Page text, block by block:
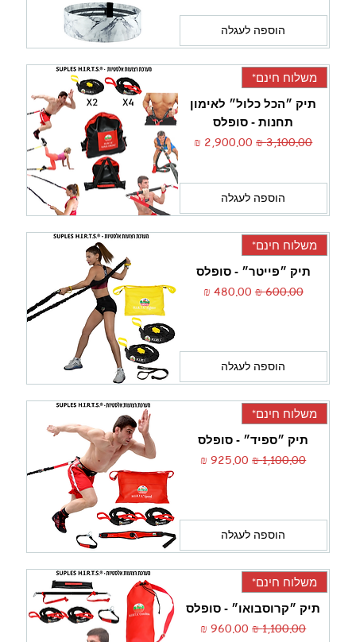
הוספה לעגלה
משלוח חינם*
תיק ״הכל כלול״ לאימון
תחנות - סופלס
מחיר רגיל‏3,100.00 ‏₪ מחיר מבצע
הוספה לעגלה
משלוח חינם*
תיק ״פייטר״ - סופלס
מחיר רגיל‏600.00 ‏₪ מחיר מבצע
הוספה לעגלה
משלוח חינם*
תיק ״ספיד״ - סופלס
מחיר רגיל‏1,100.00 ‏₪ מחיר מבצע
הוספה לעגלה
משלוח חינם*
תיק ״קרוסבואו״ - סופלס
מחיר רגיל‏1,100.00 ‏₪ מחיר מבצע